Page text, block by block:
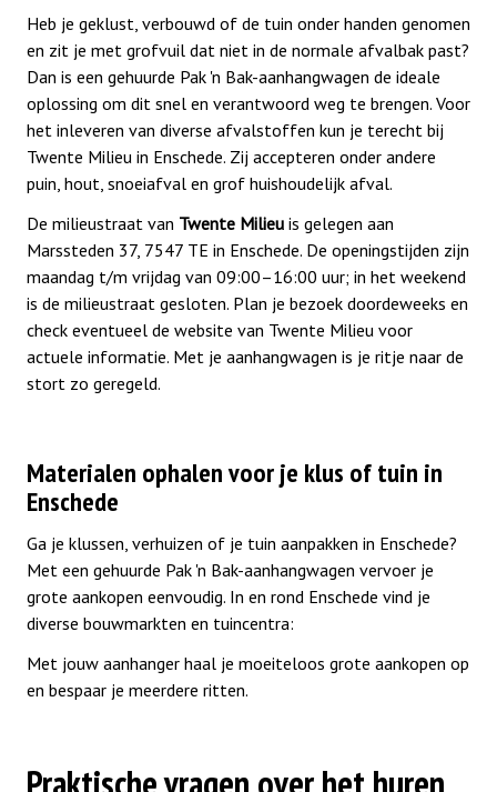
Heb je geklust, verbouwd of de tuin onder handen genomen
en zit je met grofvuil dat niet in de normale afvalbak past?
Dan is een gehuurde Pak 'n Bak-aanhangwagen de ideale
oplossing om dit snel en verantwoord weg te brengen. Voor
het inleveren van diverse afvalstoffen kun je terecht bij
Twente Milieu in Enschede. Zij accepteren onder andere
puin, hout, snoeiafval en grof huishoudelijk afval.
De milieustraat van Twente Milieu is gelegen aan
Marssteden 37, 7547 TE in Enschede. De openingstijden zijn
maandag t/m vrijdag van 09:00–16:00 uur; in het weekend
is de milieustraat gesloten. Plan je bezoek doordeweeks en
check eventueel de website van Twente Milieu voor
actuele informatie. Met je aanhangwagen is je ritje naar de
stort zo geregeld.
Materialen ophalen voor je klus of tuin in
Enschede
Ga je klussen, verhuizen of je tuin aanpakken in Enschede?
Met een gehuurde Pak 'n Bak-aanhangwagen vervoer je
grote aankopen eenvoudig. In en rond Enschede vind je
diverse bouwmarkten en tuincentra:
Met jouw aanhanger haal je moeiteloos grote aankopen op
en bespaar je meerdere ritten.